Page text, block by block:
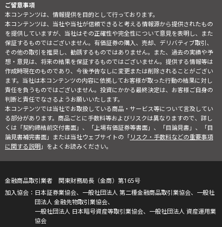
ご留意事項
本コンテンツは、情報提供を目的として行っております。
本コンテンツは、当社や当社が信頼できると考える情報源から提供されたもの
を提供していますが、当社はその正確性や完全性について意見を表明し、また
保証するものではございません。有価証券の購入、売却、デリバティブ取引、
その他の取引を推奨し、勧誘するものではありません。また、過去の実績や予
想・意見は、将来の結果を保証するものではございません。提供する情報等は
作成時現在のものであり、今後予告なしに変更または削除されることがござい
ます。当社は本コンテンツの内容に依拠してお客様が取った行動の結果に対し
責任を負うものではございません。投資にかかる最終決定は、お客様ご自身の
判断と責任でなさるようお願いいたします。
本コンテンツでは当社でお取扱している商品・サービス等について言及してい
る部分があります。商品ごとに手数料等およびリスクは異なりますので、詳し
くは「契約締結前交付書面」、「上場有価証券等書面」、「目論見書」、「目
論見書補完書面」または当社ウェブサイトの「リスク・手数料などの重要事項
に関する説明」をよくお読みください。
金融商品取引業者 関東財務局長（金商）第165号
日本証券業協会、一般社団法人 第二種金融商品取引業協会、一般社
団法人 金融先物取引業協会、
一般社団法人 日本暗号資産等取引業協会、一般社団法人 資産運用業
協会